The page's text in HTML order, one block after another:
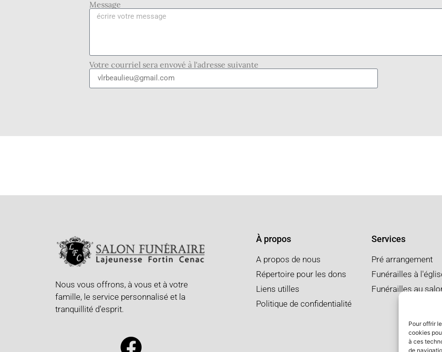
Pour offrir
cookies
à ces
de
Message
Votre courriel sera envoyé à l'adresse suivante
Nous vous offrons, à vous et à votre
famille, le service personnalisé et la
tranquillité d’esprit.
À propos
A propos de nous
Répertoire pour les dons
Liens utilles
Politique de confidentialité
Services
Pré arrangement
Funérailles à
Funérailles au